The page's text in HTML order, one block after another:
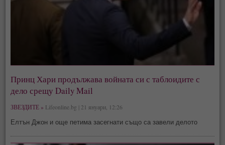
Принц Хари продължава войната си с таблоидите с
дело срещу Daily Mail
ЗВЕЗДИТЕ » Lifeonline.bg | 21 януари, 12:26
Елтън Джон и още петима засегнати също са завели делото